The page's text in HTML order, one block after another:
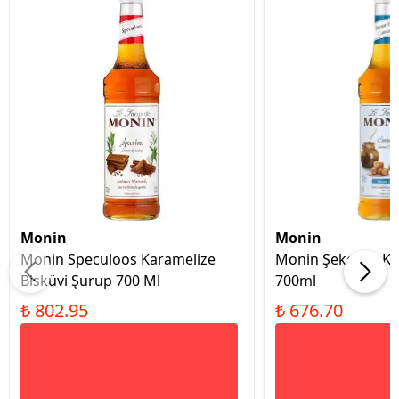
Monin
Monin Speculoos Karamelize
Bisküvi Şurup 700 Ml
₺ 802.95
Monin
Monin Şekersiz
700ml
₺ 676.70